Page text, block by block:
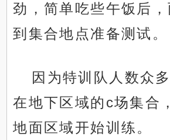
劲，简单吃些午饭后
到集合地点准备测试。
因为特训队人数众
在地下区域的c场集合
地面区域开始训练。